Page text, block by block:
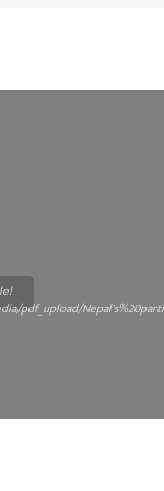
pdf_upload/